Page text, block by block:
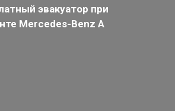
эвакуатор при
Mercedes-Benz A